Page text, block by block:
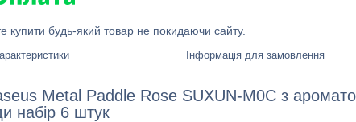
купити будь-який товар не покидаючи сайту.
Інформація для замовлення
Metal Paddle Rose SUXUN-M0C з
набір 6 штук